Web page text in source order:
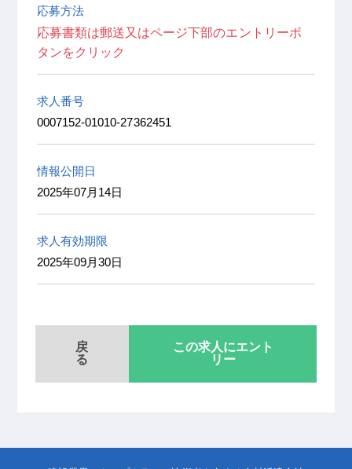
応募方法
応募書類は郵送又はページ下部のエントリーボ
タンをクリック
求人番号
0007152-01010-27362451
情報公開日
2025年07月14日
求人有効期限
2025年09月30日
戻
る
この求人にエント
リー